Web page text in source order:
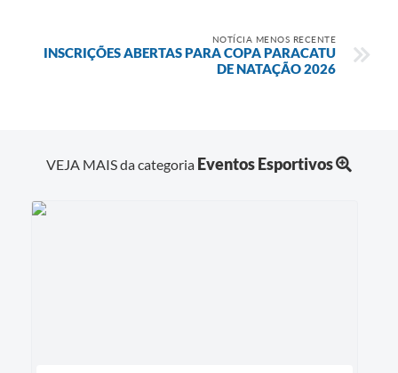
NOTÍCIA MENOS RECENTE
INSCRIÇÕES ABERTAS PARA COPA PARACATU
DE NATAÇÃO 2026
VEJA MAIS da categoria Eventos Esportivos